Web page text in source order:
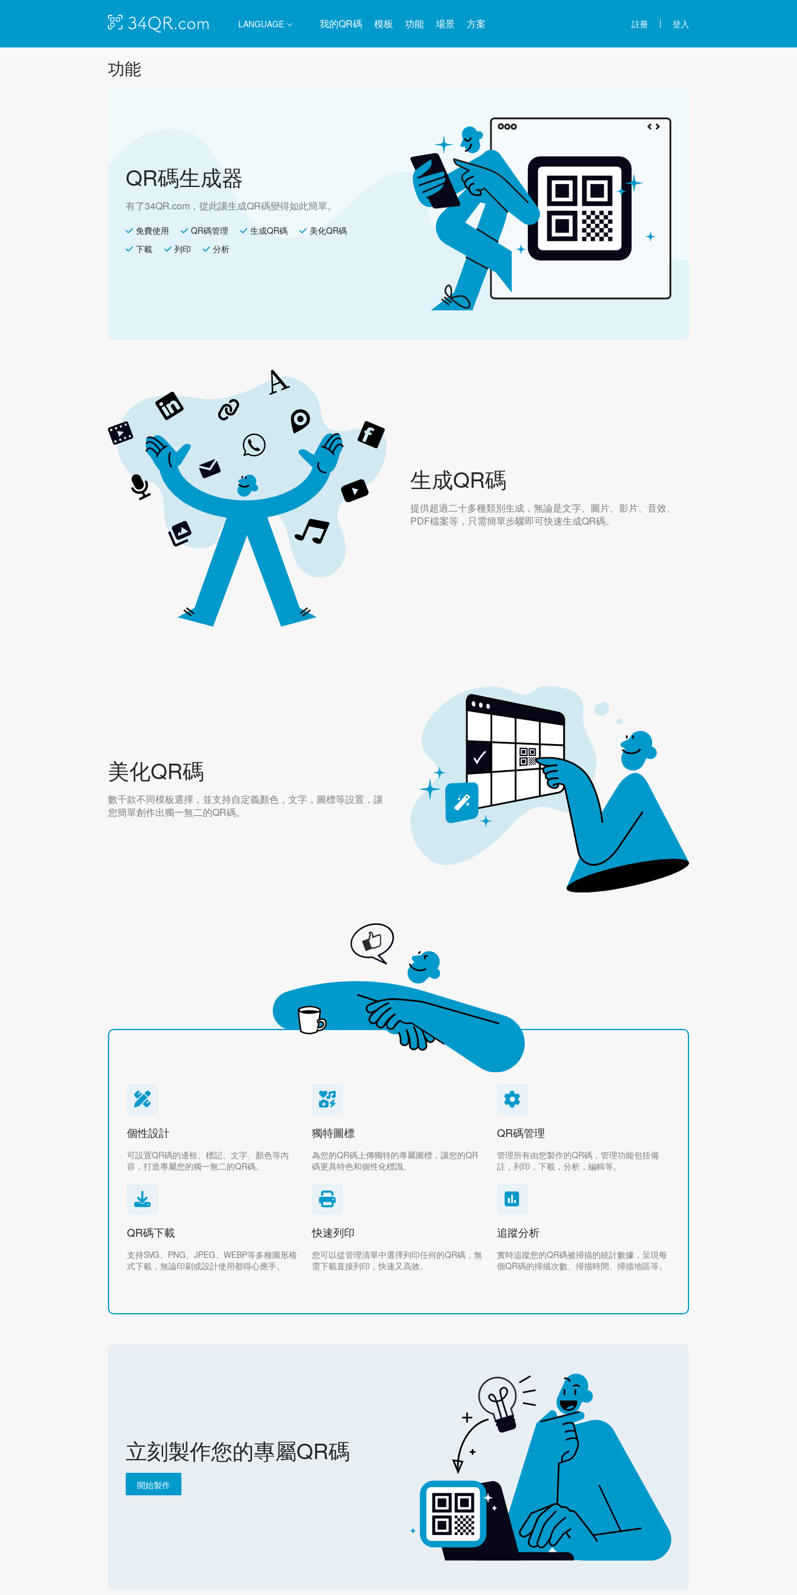
LANGUAGE 我的QR碼 模板 功能 場景 方案 註冊 登入
功能
QR碼生成器
有了34QR.com，從此讓生成QR碼變得如此簡單。
免費使用 QR碼管理 生成QR碼
美化QR碼
下載
列印 分析
生成QR碼
提供超過二十多種類別生成，無論是文字、圖片、影片、音效、
PDF檔案等，只需簡單步驟即可快速生成QR碼。
美化QR碼
數千款不同模板選擇，並支持自定義顏色，文字，圖標等設置，讓
您簡單創作出獨一無二的QR碼。
個性設計
可設置QR碼的邊框、標記、文字、顏色等內
容，打造專屬您的獨一無二的QR碼。
獨特圖標
為您的QR碼上傳獨特的專屬圖標，讓您的QR
碼更具特色和個性化標識。
QR碼管理
管理所有由您製作的QR碼，管理功能包括備
註，列印，下載，分析，編輯等。
QR碼下載
支持SVG、PNG、JPEG、WEBP等多種圖形格
式下載，無論印刷或設計使用都得心應手。
快速列印
您可以從管理清單中選擇列印任何的QR碼，無
需下載直接列印，快速又高效。
追蹤分析
實時追蹤您的QR碼被掃描的統計數據，呈現每
個QR碼的掃描次數、掃描時間、掃描地區等。
立刻製作您的專屬QR碼
開始製作